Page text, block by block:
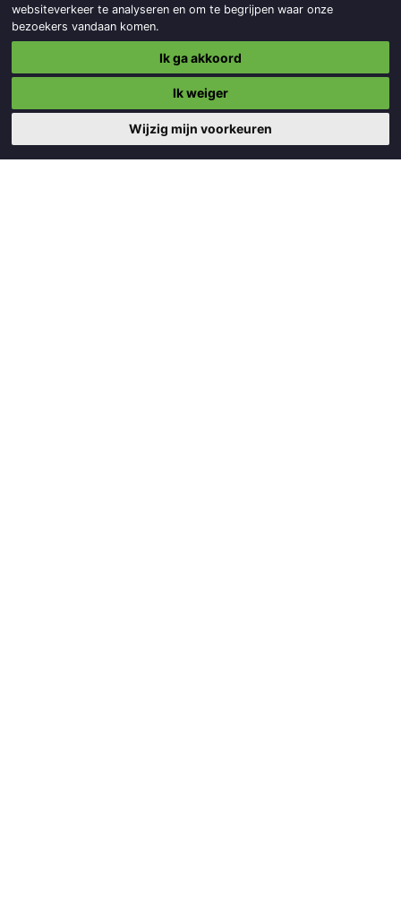
websiteverkeer te analyseren en om te begrijpen waar onze
bezoekers vandaan komen.
Ik ga akkoord
Ik weiger
Wijzig mijn voorkeuren